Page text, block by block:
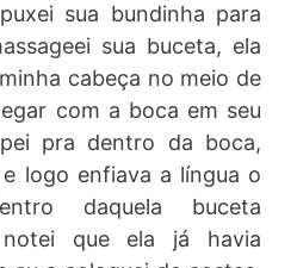
sua bundinha para
sua buceta, ela
cabeça no meio de
com a boca em seu
pra dentro da boca,
logo enfiava a língua o
daquela buceta
notei que ela já havia